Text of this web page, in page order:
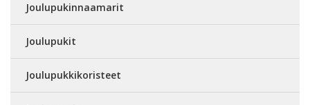
Joulupukinnaamarit
Joulupukit
Joulupukkikoristeet